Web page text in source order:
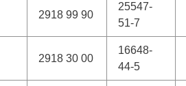
2918 99 90
25547-
51-7
2918 30 00
16648-
44-5